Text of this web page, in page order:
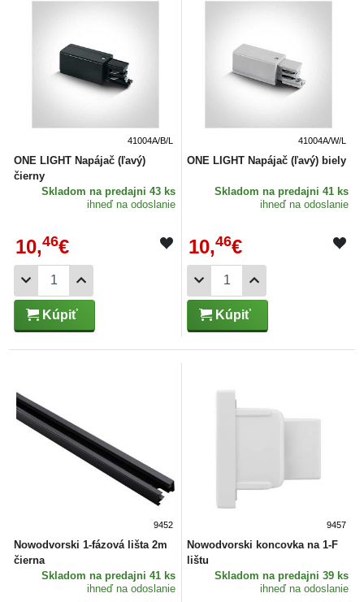
41004A/B/L
ONE LIGHT Napájač (ľavý)
čierny
Skladom na predajni 43 ks
ihneď na odoslanie
10,46€
Kúpiť
41004A/W/L
ONE LIGHT Napájač (ľavý) biely
Skladom na predajni 41 ks
ihneď na odoslanie
10,46€
Kúpiť
9452
Nowodvorski 1-fázová lišta 2m
čierna
Skladom na predajni 41 ks
ihneď na odoslanie
9457
Nowodvorski koncovka na 1-F
lištu
Skladom na predajni 39 ks
ihneď na odoslanie